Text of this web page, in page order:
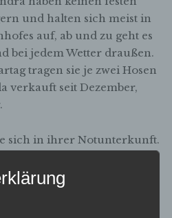
und halten sich meist in
auf, ab und zu geht es
bei jedem Wetter draußen.
tragen sie je zwei Hosen
verkauft seit Dezember,
sich in ihrer Notunterkunft.
eine Wohnung, in der
Sie mussten die
verlassen. Etwas verloren
von dort wurden sie in die